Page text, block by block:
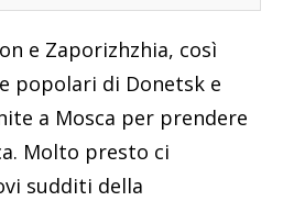
e Zaporizhzhia, così
popolari di Donetsk e
a Mosca per prendere
Molto presto ci
sudditi della